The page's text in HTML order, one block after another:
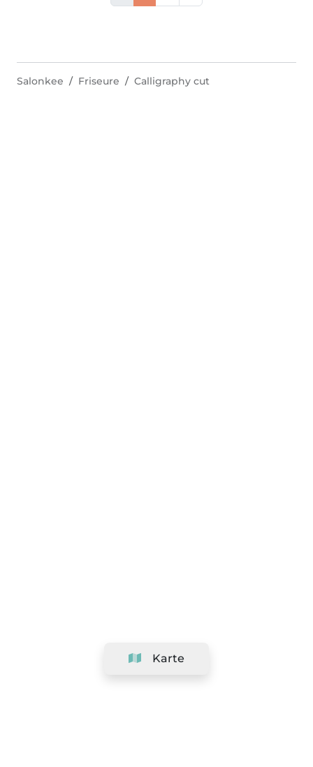
Karte
Salonkee Friseure Calligraphy cut